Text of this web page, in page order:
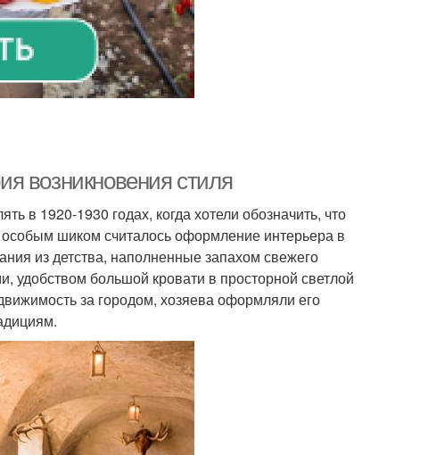
возникновения стиля
в 1920-1930 годах, когда хотели обозначить, что
шиком считалось оформление интерьера в
из детства, наполненные запахом свежего
удобством большой кровати в просторной светлой
за городом, хозяева оформляли его